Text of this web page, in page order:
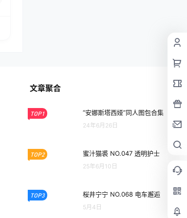
文章聚合
TOP1 “安娜斯塔西娅”同人图包合集
24年6月26日
TOP2 蜜汁猫裘 NO.047 透明护士
25年6月10日
TOP3 桜井宁宁 NO.068 电车邂逅
5月4日